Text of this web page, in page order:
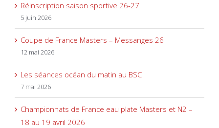
Réinscription saison sportive 26-27
5 juin 2026
Coupe de France Masters – Messanges 26
12 mai 2026
Les séances océan du matin au BSC
7 mai 2026
Championnats de France eau plate Masters et N2 –
18 au 19 avril 2026